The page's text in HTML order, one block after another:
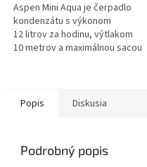
Aspen Mini Aqua je čerpadlo
kondenzátu s výkonom
12 litrov za hodinu, výtlakom
10 metrov a maximálnou sacou
Popis Diskusia
Podrobný popis